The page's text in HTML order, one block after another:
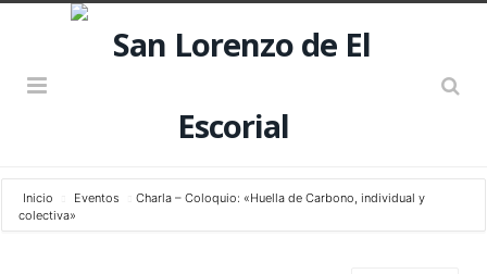
Inicio Eventos
Charla – Coloquio: «Huella de Carbono, individual y
colectiva»